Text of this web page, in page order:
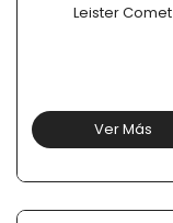
Leister Comet
Ver Más